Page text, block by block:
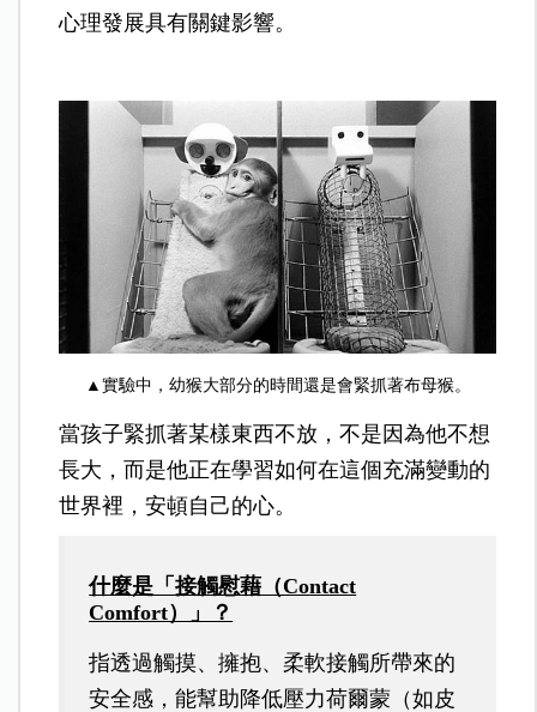
心理發展具有關鍵影響。
▲實驗中，幼猴大部分的時間還是會緊抓著布母猴。
當孩子緊抓著某樣東西不放，不是因為他不想
長大，而是他正在學習如何在這個充滿變動的
世界裡，安頓自己的心。
什麼是「接觸慰藉（Contact
Comfort）」？
指透過觸摸、擁抱、柔軟接觸所帶來的
安全感，能幫助降低壓力荷爾蒙（如皮